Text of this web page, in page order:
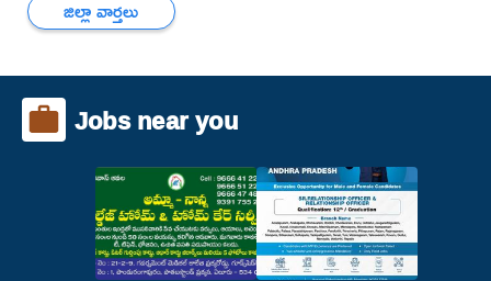
జిల్లా వార్తలు
Jobs near you